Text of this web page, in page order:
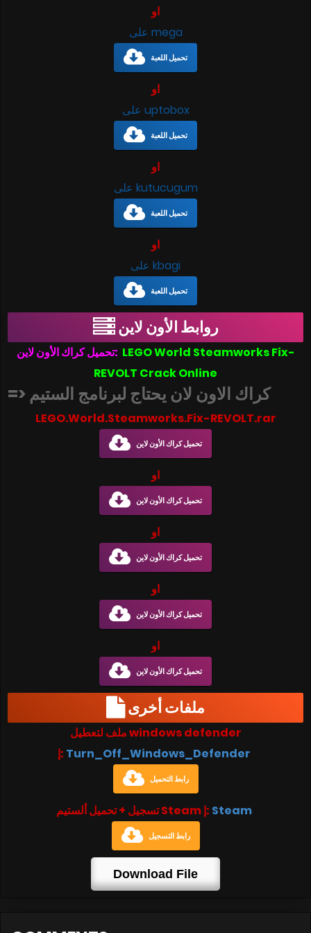
او
على mega
تحميل اللعبة
او
على uptobox
تحميل اللعبة
او
على kutucugum
تحميل اللعبة
او
على kbagi
تحميل اللعبة
روابط الأون لاين
تحميل كراك الأون لاين: LEGO World Steamworks Fix-
REVOLT Crack Online
=> كراك الاون لان يحتاج لبرنامج الستيم
LEGO.World.Steamworks.Fix-REVOLT.rar
تحميل كراك الأون لاين
او
تحميل كراك الأون لاين
او
تحميل كراك الأون لاين
او
تحميل كراك الأون لاين
او
تحميل كراك الأون لاين
ملفات أخرى
ملف لتعطيل windows defender
إ: Turn_Off_Windows_Defender
رابط التحميل
تسجيل + تحميل ألستيم Steam إ: Steam
رابط التسجيل
Download File